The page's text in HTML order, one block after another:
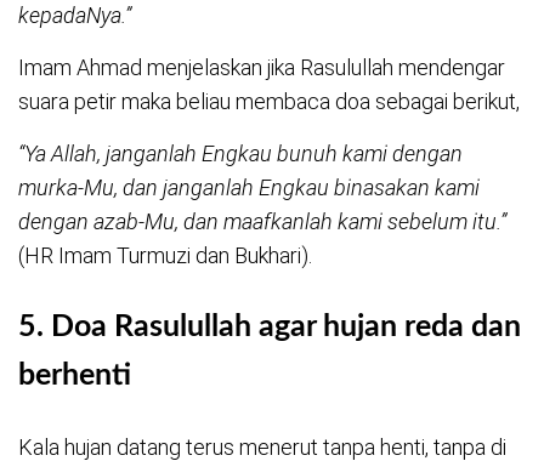
kepadaNya.”
Imam Ahmad menjelaskan jika Rasulullah mendengar
suara petir maka beliau membaca doa sebagai berikut,
“Ya Allah, janganlah Engkau bunuh kami dengan
murka-Mu, dan janganlah Engkau binasakan kami
dengan azab-Mu, dan maafkanlah kami sebelum itu.”
(HR Imam Turmuzi dan Bukhari).
5. Doa Rasulullah agar hujan reda dan
berhenti
Kala hujan datang terus menerut tanpa henti, tanpa di